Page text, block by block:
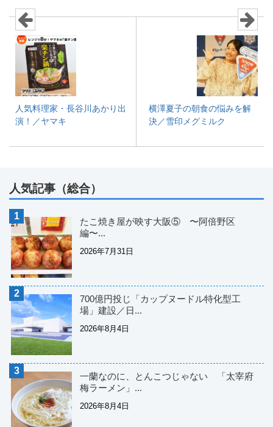
人気料理家・長谷川あかり出
演！／ヤマキ
横澤夏子の朝食の悩みを解
決／雪印メグミルク
人気記事（総合）
たこ焼き屋が映す大阪⑤ 〜阿倍野区
編〜...
2026年7月31日
700億円投じ「カップヌードル特化型工
場」建設／日...
2026年8月4日
一蘭なのに、とんこつじゃない 「太宰府
梅ラーメン」...
2026年8月4日